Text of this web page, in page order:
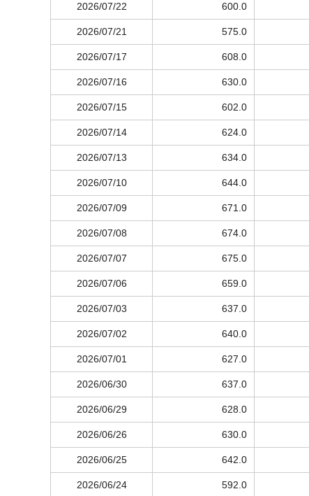
2026/07/22 600.0
2026/07/21 575.0
2026/07/17 608.0
2026/07/16 630.0
2026/07/15 602.0
2026/07/14 624.0
2026/07/13 634.0
2026/07/10 644.0
2026/07/09 671.0
2026/07/08 674.0
2026/07/07 675.0
2026/07/06 659.0
2026/07/03 637.0
2026/07/02 640.0
2026/07/01 627.0
2026/06/30 637.0
2026/06/29 628.0
2026/06/26 630.0
2026/06/25 642.0
2026/06/24 592.0